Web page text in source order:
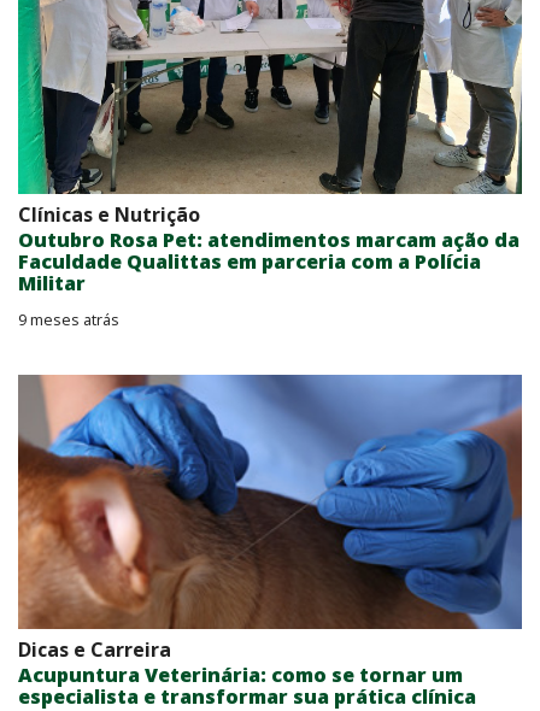
Clínicas e Nutrição
Outubro Rosa Pet: atendimentos marcam ação da
Faculdade Qualittas em parceria com a Polícia
Militar
9 meses atrás
Dicas e Carreira
Acupuntura Veterinária: como se tornar um
especialista e transformar sua prática clínica